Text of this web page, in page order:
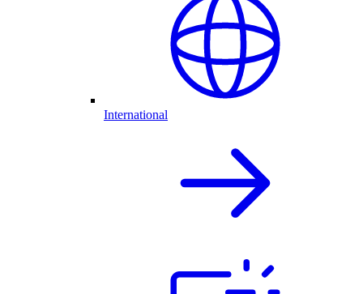
International